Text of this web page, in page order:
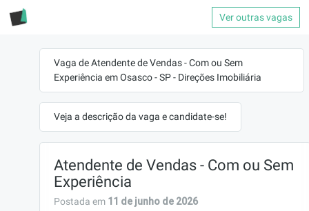
Ver outras vagas
Vaga de Atendente de Vendas - Com ou Sem
Experiência em Osasco - SP - Direções Imobiliária
Veja a descrição da vaga e candidate-se!
Atendente de Vendas - Com ou Sem
Experiência
Postada em 11 de junho de 2026